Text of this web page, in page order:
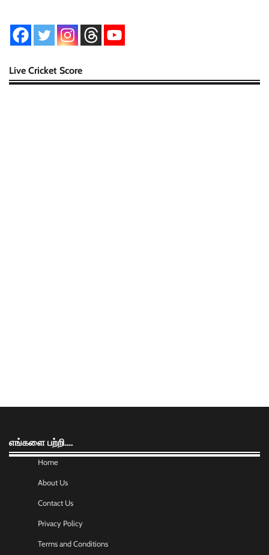
Live Cricket Score
எங்களை பற்றி….
Home
About Us
Contact Us
Privacy Policy
Terms and Conditions